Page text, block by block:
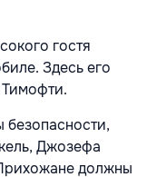
гостя
Здесь его
безопасности,
Джозефа
должны